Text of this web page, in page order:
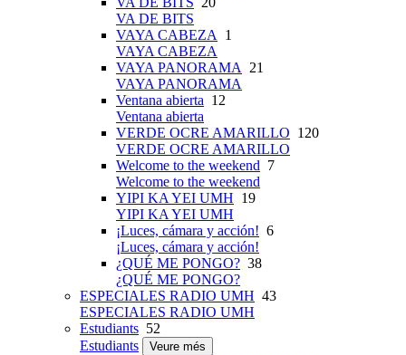
VA DE BITS
VAYA CABEZA
1
VAYA CABEZA
VAYA PANORAMA
21
VAYA PANORAMA
Ventana abierta 12
Ventana abierta
VERDE OCRE AMARILLO 120
VERDE OCRE AMARILLO
Welcome to the weekend 7
Welcome to the weekend
YIPI KA YEI UMH 19
YIPI KA YEI UMH
¡Luces, cámara y acción! 6
¡Luces, cámara y acción!
¿QUÉ ME PONGO? 38
¿QUÉ ME PONGO?
ESPECIALES RADIO UMH 43
ESPECIALES RADIO UMH
Estudiants 52
Estudiants
Veure més